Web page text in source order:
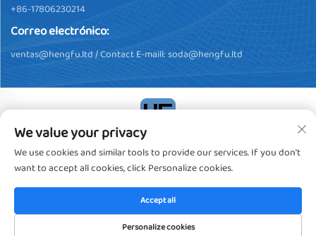
+86-17806230214
Correo electrónico:
ventas@hengfu.ltd/ Contact E-maill:soda@hengfu.ltd
Dereitos de autor © 2024, Dongguan Hengfu Plastic Products Co.,
Ltd. Todos os dereitos reservadosPolítica de privacidade
We value your privacy
We use cookies and similar tools to provide our services. If you don't
want to accept all cookies, click Personalize cookies.
Personalize cookies
Accept all